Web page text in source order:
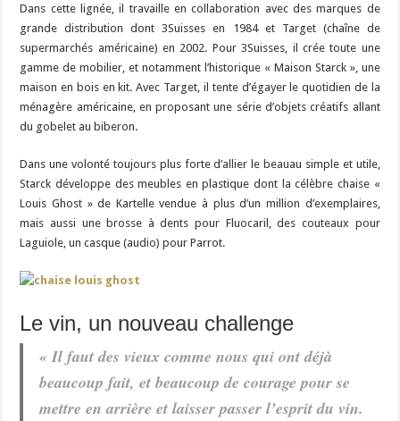
Dans cette lignée, il travaille en collaboration avec des marques de
grande distribution dont 3Suisses en 1984 et Target (chaîne de
supermarchés américaine) en 2002. Pour 3Suisses, il crée toute une
gamme de mobilier, et notamment l’historique « Maison Starck », une
maison en bois en kit. Avec Target, il tente d’égayer le quotidien de la
ménagère américaine, en proposant une série d’objets créatifs allant
du gobelet au biberon.
Dans une volonté toujours plus forte d’allier le beauau simple et utile,
Starck développe des meubles en plastique dont la célèbre chaise «
Louis Ghost » de Kartelle vendue à plus d’un million d’exemplaires,
mais aussi une brosse à dents pour Fluocaril, des couteaux pour
Laguiole, un casque (audio) pour Parrot.
Le vin, un nouveau challenge
« Il faut des vieux comme nous qui ont déjà
beaucoup fait, et beaucoup de courage pour se
mettre en arrière et laisser passer l’esprit du vin.